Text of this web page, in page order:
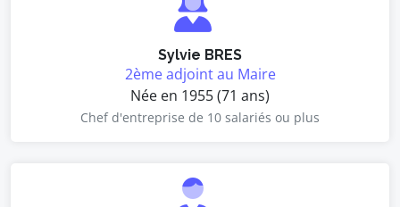
Sylvie BRES
2ème adjoint au Maire
Née en 1955 (71 ans)
Chef d'entreprise de 10 salariés ou plus